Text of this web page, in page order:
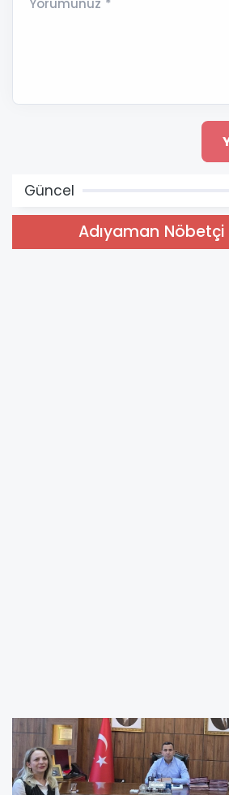
Yorumunuz *
Güncel
Adıyaman Nöbetçi